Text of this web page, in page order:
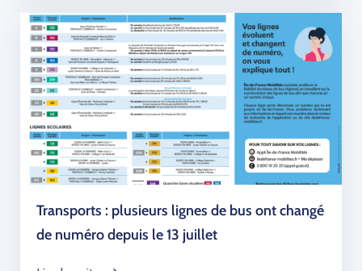
Transports : plusieurs lignes de bus ont changé
de numéro depuis le 13 juillet